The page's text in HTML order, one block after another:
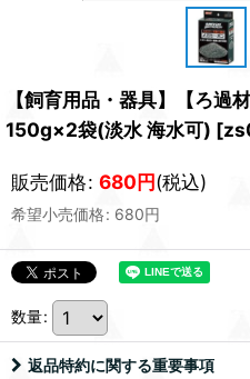
【飼育用品・器具】【ろ
150g×2袋(淡水 海水可) [
販売価格: 680円(税込)
希望小売価格: 680円
数量:
返品特約に関する重要事項